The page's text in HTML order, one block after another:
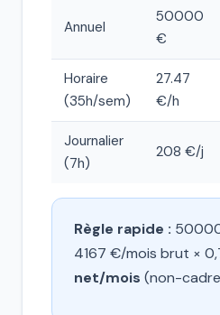
Annuel
50000
€
Horaire
(35h/sem)
27.47
€/h
Journalier
(7h)
208 €/j
Règle rapide :
4167 €/mois brut ×
net/mois (non-